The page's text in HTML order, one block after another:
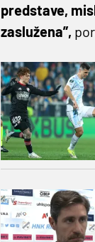
predstave,
zaslužena”,